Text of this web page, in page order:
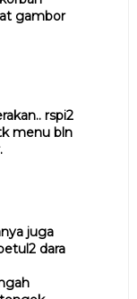
gambor
rspi2
menu bln
juga
dara